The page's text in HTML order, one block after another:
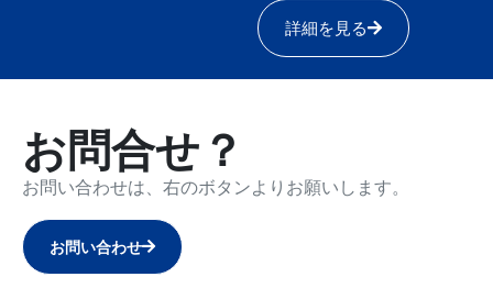
詳細を見る
お問合せ？
お問い合わせは、右のボタンよりお願いします。
お問い合わせ